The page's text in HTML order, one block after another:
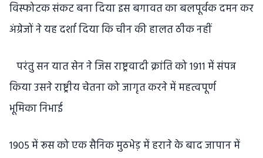
विस्फोटक संकट बना दिया इस बगावत का बलपूर्वक दमन कर
अंग्रेजों ने यह दर्शा दिया कि चीन की हालत ठीक नहीं
परंतु सन यात सेन ने जिस राष्ट्रवादी क्रांति को 1911 में संपन्न
किया उसने राष्ट्रीय चेतना को जागृत करने में महत्वपूर्ण
भूमिका निभाई
1905 में रूस को एक सैनिक मुठभेड़ में हराने के बाद जापान में